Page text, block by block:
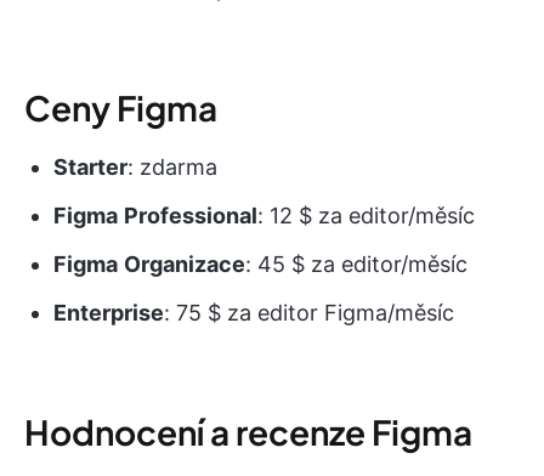
Ceny Figma
Starter: zdarma
Figma Professional: 12 $ za editor/měsíc
Figma Organizace: 45 $ za editor/měsíc
Enterprise: 75 $ za editor Figma/měsíc
Hodnocení a recenze Figma